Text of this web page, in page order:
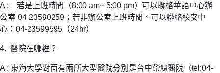
A : 若是上班時間（8:00 am~ 5:00 pm）可以聯絡華語中心辦
公室 04-23590259；若非辦公室上班時間，可以聯絡校安中
心： 04-23599595（24hr）
4. 醫院在哪裡？
A : 東海大學對面有兩所大型醫院分別是台中榮總醫院（tel:04-